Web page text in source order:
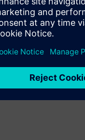
Xcelerator in
Service
ki stranki